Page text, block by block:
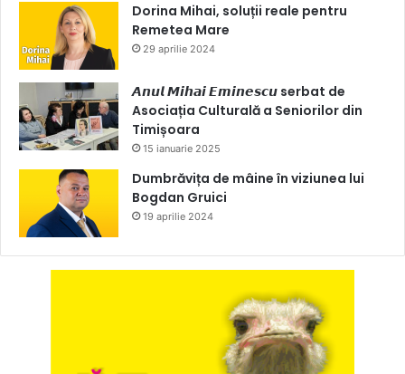
Dorina Mihai, soluții reale pentru
Remetea Mare
29 aprilie 2024
𝘼𝙣𝙪𝙡 𝙈𝙞𝙝𝙖𝙞 𝙀𝙢𝙞𝙣𝙚𝙨𝙘𝙪 serbat de
Asociația Culturală a Seniorilor din
Timișoara
15 ianuarie 2025
Dumbrăvița de mâine în viziunea lui
Bogdan Gruici
19 aprilie 2024